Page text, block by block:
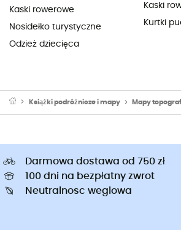
Kaski rowerowe
Nosidełko turystyczne
Odzież dziecięca
Kaski
Kurtki
Książki podróżnicze i mapy Mapy
Darmowa dostawa od 750 zł
100 dni na bezpłatny zwrot
Neutralnosc weglowa